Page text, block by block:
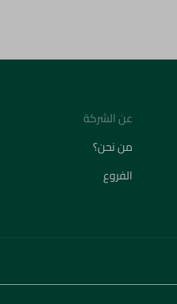
عن الشركة
من نحن؟
الفروع